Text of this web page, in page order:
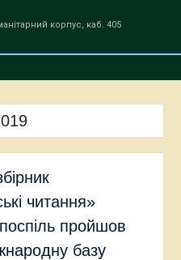
корпус, каб. 405
читання»
пройшов
базу